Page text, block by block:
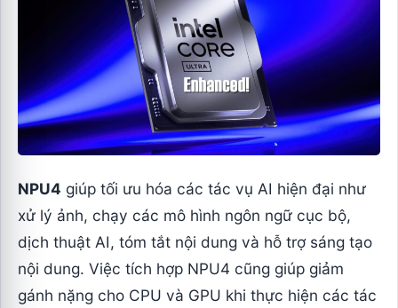
NPU4 giúp tối ưu hóa các tác vụ AI hiện đại như
xử lý ảnh, chạy các mô hình ngôn ngữ cục bộ,
dịch thuật AI, tóm tắt nội dung và hỗ trợ sáng tạo
nội dung. Việc tích hợp NPU4 cũng giúp giảm
gánh nặng cho CPU và GPU khi thực hiện các tác